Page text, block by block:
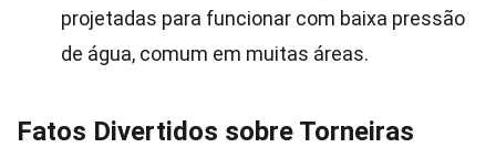
projetadas para funcionar com baixa pressão
de água, comum em muitas áreas.
Fatos Divertidos sobre Torneiras